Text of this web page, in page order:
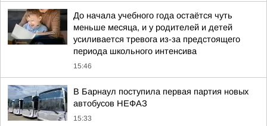
До начала учебного года остаётся чуть
меньше месяца, и у родителей и детей
усиливается тревога из-за предстоящего
периода школьного интенсива
15:46
В Барнаул поступила первая партия новых
автобусов НЕФАЗ
15:33